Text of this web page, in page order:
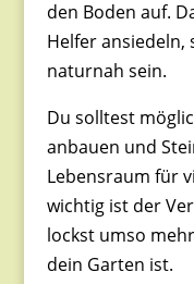
den Boden auf.
Helfer
naturnah sein.
Du solltest
anbauen und
Lebensraum für
wichtig ist der
lockst umso
dein Garten ist.